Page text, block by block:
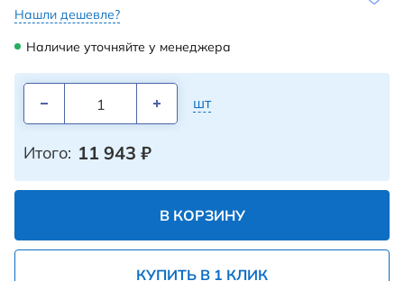
Нашли дешевле?
Наличие уточняйте у менеджера
шт
Итого: 11 943 ₽
В КОРЗИНУ
КУПИТЬ В 1 КЛИК